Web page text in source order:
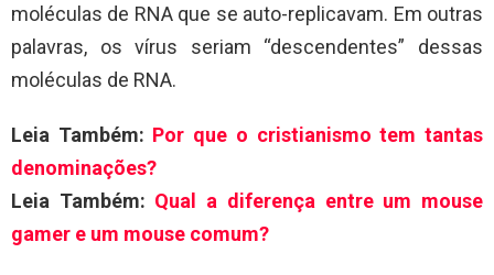
moléculas de RNA que se auto-replicavam. Em outras
palavras, os vírus seriam “descendentes” dessas
moléculas de RNA.
Leia Também: Por que o cristianismo tem tantas
denominações?
Leia Também: Qual a diferença entre um mouse
gamer e um mouse comum?